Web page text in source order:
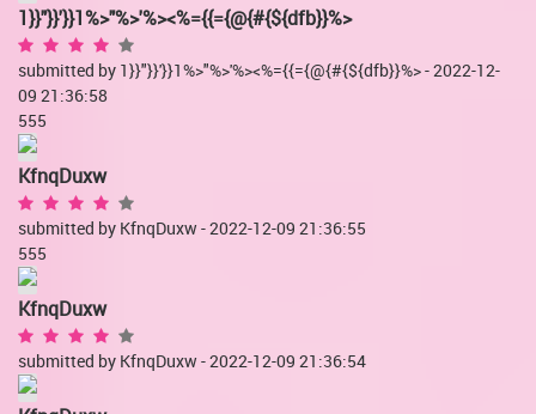
1}}"}}'}}1%>"%>'%><%={{={@{#{${dfb}}%>
submitted by 1}}"}}'}}1%>"%>'%><%={{={@{#{${dfb}}%> - 2022-12-
09 21:36:58
555
KfnqDuxw
submitted by KfnqDuxw - 2022-12-09 21:36:55
555
KfnqDuxw
submitted by KfnqDuxw - 2022-12-09 21:36:54